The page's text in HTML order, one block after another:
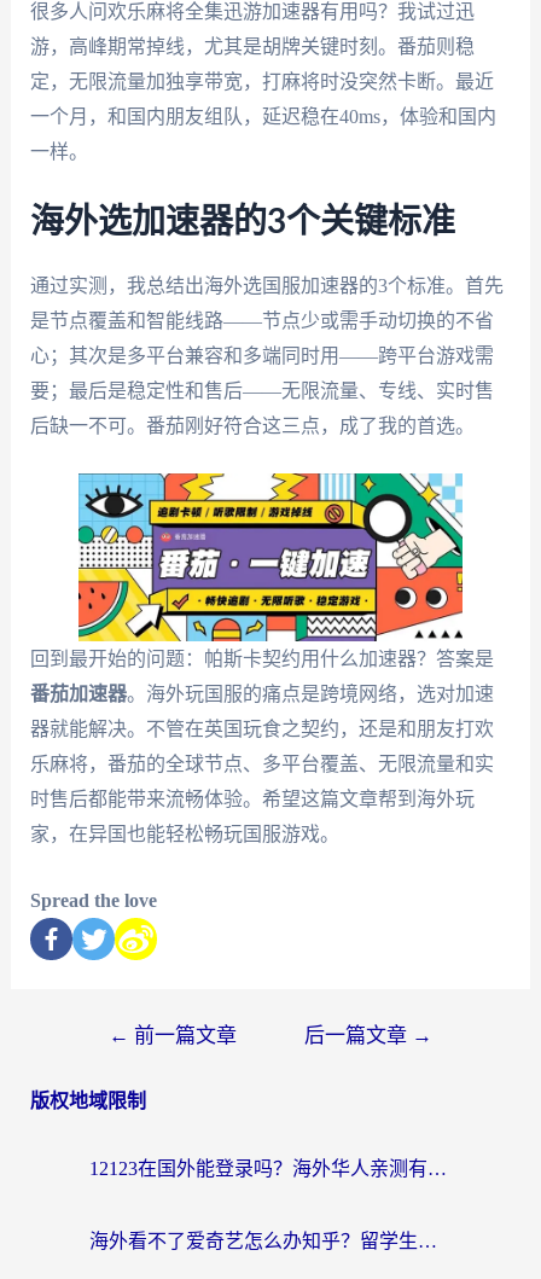
很多人问欢乐麻将全集迅游加速器有用吗？我试过迅
游，高峰期常掉线，尤其是胡牌关键时刻。番茄则稳
定，无限流量加独享带宽，打麻将时没突然卡断。最近
一个月，和国内朋友组队，延迟稳在40ms，体验和国内
一样。
海外选加速器的3个关键标准
通过实测，我总结出海外选国服加速器的3个标准。首先
是节点覆盖和智能线路——节点少或需手动切换的不省
心；其次是多平台兼容和多端同时用——跨平台游戏需
要；最后是稳定性和售后——无限流量、专线、实时售
后缺一不可。番茄刚好符合这三点，成了我的首选。
回到最开始的问题：帕斯卡契约用什么加速器？答案是
番茄加速器。海外玩国服的痛点是跨境网络，选对加速
器就能解决。不管在英国玩食之契约，还是和朋友打欢
乐麻将，番茄的全球节点、多平台覆盖、无限流量和实
时售后都能带来流畅体验。希望这篇文章帮到海外玩
家，在异国也能轻松畅玩国服游戏。
Spread the love
← 前一篇文章 后一篇文章 →
版权地域限制
12123在国外能登录吗？海外华人亲测有效的回国加速器选择指南
海外看不了爱奇艺怎么办知乎？留学生亲测有效的回国加速方案